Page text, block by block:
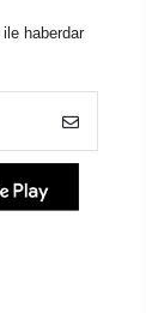
haberdar